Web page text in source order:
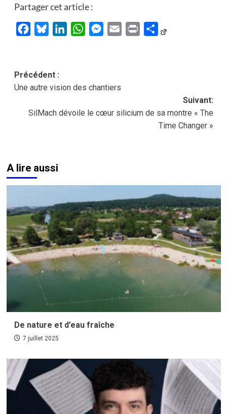
Partager cet article :
FacebookBlueskyLinkedInWhatsAppMessenger
Email Print Partager
Navigation
d’article
Précédent :
Une autre vision des chantiers
Suivant:
SilMach dévoile le cœur silicium de sa montre « The
Time Changer »
A lire aussi
De nature et d’eau fraîche
7 juillet 2025